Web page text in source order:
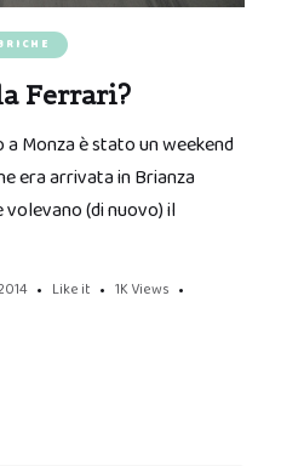
Ferrari?
Monza è stato un weekend
era arrivata in Brianza
(di nuovo) il
Like it 1K Views